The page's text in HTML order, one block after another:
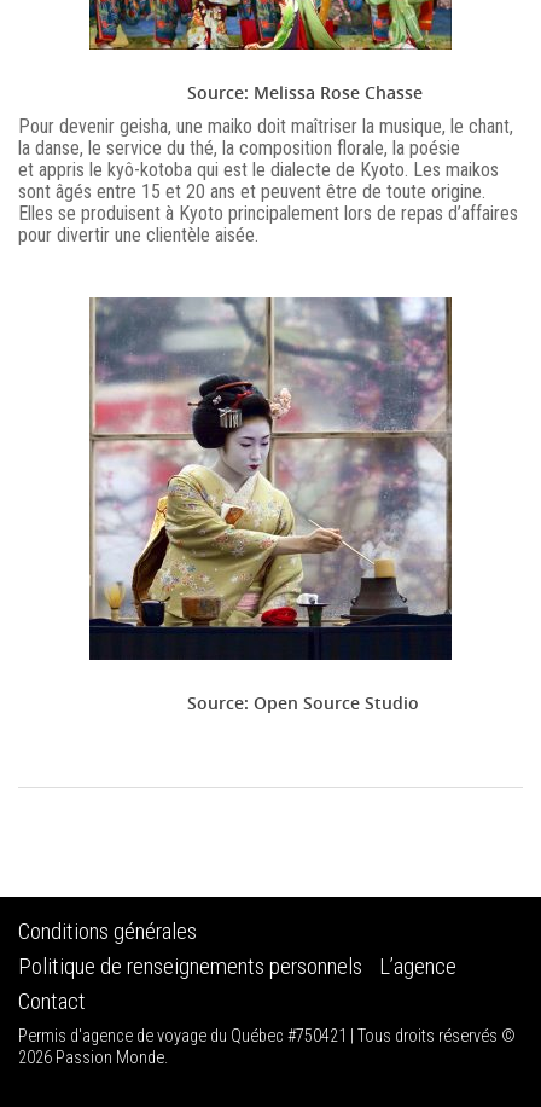
Source: Melissa Rose Chasse
Pour devenir geisha, une maiko doit maîtriser la musique, le chant,
la danse, le service du thé, la composition florale, la poésie
et appris le kyô-kotoba qui est le dialecte de Kyoto. Les maikos
sont âgés entre 15 et 20 ans et peuvent être de toute origine.
Elles se produisent à Kyoto principalement lors de repas d’affaires
pour divertir une clientèle aisée.
Source: Open Source Studio
Conditions générales
Politique de renseignements personnels
L’agence
Contact
Permis d'agence de voyage du Québec #750421 | Tous droits réservés ©
2026 Passion Monde.